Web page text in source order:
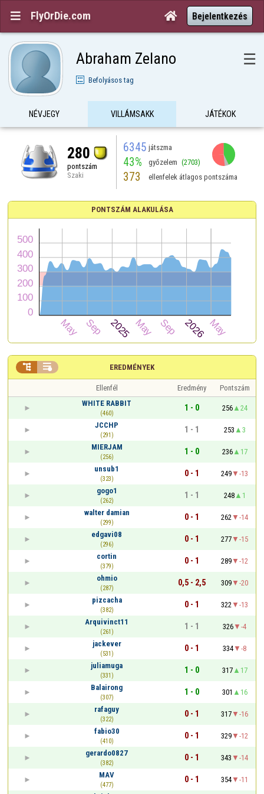
 FlyOrDie.com  Bejelentkezés
Abraham Zelano ☰
Befolyásos tag
NÉVJEGY VILLÁMSAKK JÁTÉKOK
280
pontszám
Szaki
6345 játszma
43% győzelem (2703)
373 ellenfelek átlagos pontszáma
PONTSZÁM ALAKULÁSA
EREDMÉNYEK
 
Ellenfél Eredmény
Pontszám
WHITE RABBIT
(460)
1 - 0 256
24
JCCHP
(291)
1 - 1 253
3
MIERJAM
(256)
1 - 0 236
17
unsub1
(323)
0 - 1 249
-13
gogo1
(262)
1 - 1 248
1
walter damian
(299)
0 - 1 262
-14
edgavi08
(296)
0 - 1 277
-15
cortin
(379)
0 - 1 289
-12
ohmio
(287)
0,5 - 2,5 309
-20
pizcacha
(382)
0 - 1 322
-13
Arquivinct11
(261)
1 - 1 326
-4
jackever
(531)
0 - 1 334
-8
juliamuga
(331)
1 - 0 317
17
Balairong
(307)
1 - 0 301
16
rafaguy
(322)
0 - 1 317
-16
fabio30
(410)
0 - 1 329
-12
gerardo0827
(382)
0 - 1 343
-14
MAV
(477)
0 - 1 354
-11